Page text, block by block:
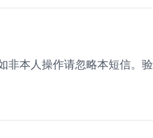
非本人操作请忽略本短信。验